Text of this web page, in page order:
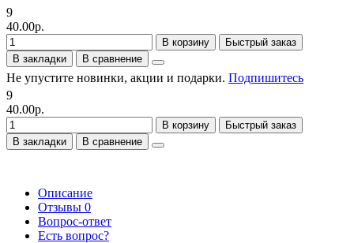
9
40.00р.
В корзину
Быстрый заказ
В закладки
В сравнение
Не упустите новинки, акции и подарки. Подпишитесь
9
40.00р.
В корзину
Быстрый заказ
В закладки
В сравнение
Описание
Отзывы 0
Вопрос-ответ
Есть вопрос?